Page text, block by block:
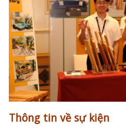
Thông tin về sự kiện